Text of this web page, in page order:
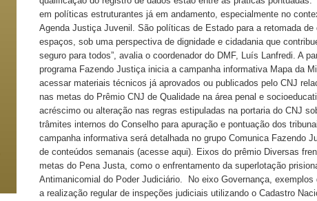
em políticas estruturantes já em andamento, especialmente no
Agenda Justiça Juvenil. São políticas de Estado para a retomada de
espaços, sob uma perspectiva de dignidade e cidadania que
seguro para todos”, avalia o coordenador do DMF, Luís Lanfredi. A
programa Fazendo Justiça inicia a campanha informativa Mapa da
acessar materiais técnicos já aprovados ou publicados pelo CNJ
nas metas do Prêmio CNJ de Qualidade na área penal e
acréscimo ou alteração nas regras estipuladas na portaria do CNJ
trâmites internos do Conselho para apuração e pontuação dos
campanha informativa será detalhada no grupo Comunica Fazendo
de conteúdos semanais (acesse aqui). Eixos do prêmio Diversas
metas do Pena Justa, como o enfrentamento da superlotação
Antimanicomial do Poder Judiciário. No eixo Governança,
a realização regular de inspeções judiciais utilizando o Cadastro